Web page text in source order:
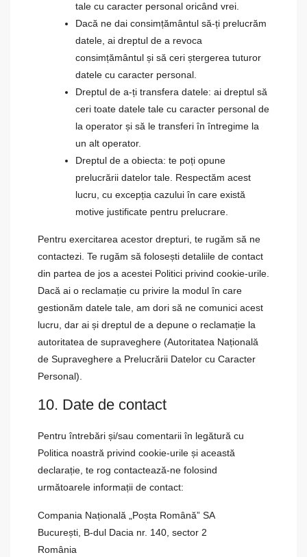
tale cu caracter personal oricând vrei.
Dacă ne dai consimțământul să-ți prelucrăm
datele, ai dreptul de a revoca
consimțământul și să ceri ștergerea tuturor
datele cu caracter personal.
Dreptul de a-ți transfera datele: ai dreptul să
ceri toate datele tale cu caracter personal de
la operator și să le transferi în întregime la
un alt operator.
Dreptul de a obiecta: te poți opune
prelucrării datelor tale. Respectăm acest
lucru, cu excepția cazului în care există
motive justificate pentru prelucrare.
Pentru exercitarea acestor drepturi, te rugăm să ne
contactezi. Te rugăm să folosești detaliile de contact
din partea de jos a acestei Politici privind cookie-urile.
Dacă ai o reclamație cu privire la modul în care
gestionăm datele tale, am dori să ne comunici acest
lucru, dar ai și dreptul de a depune o reclamație la
autoritatea de supraveghere (Autoritatea Națională
de Supraveghere a Prelucrării Datelor cu Caracter
Personal).
10. Date de contact
Pentru întrebări și/sau comentarii în legătură cu
Politica noastră privind cookie-urile și această
declarație, te rog contactează-ne folosind
următoarele informații de contact:
Compania Națională „Poșta Română” SA
București, B-dul Dacia nr. 140, sector 2
România